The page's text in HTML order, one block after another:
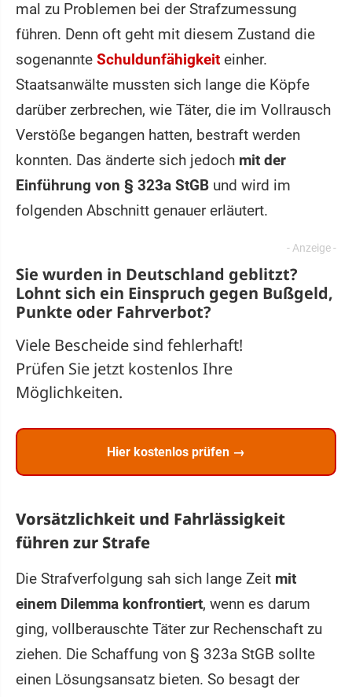
mal zu Problemen bei der Strafzumessung
führen. Denn oft geht mit diesem Zustand die
sogenannte Schuldunfähigkeit einher.
Staatsanwälte mussten sich lange die Köpfe
darüber zerbrechen, wie Täter, die im Vollrausch
Verstöße begangen hatten, bestraft werden
konnten. Das änderte sich jedoch mit der
Einführung von § 323a StGB und wird im
folgenden Abschnitt genauer erläutert.
Sie wurden in Deutschland geblitzt?
Lohnt sich ein Einspruch gegen Bußgeld,
Punkte oder Fahrverbot?
Viele Bescheide sind fehlerhaft!
Prüfen Sie jetzt kostenlos Ihre
Möglichkeiten.
Hier kostenlos prüfen →
Vorsätzlichkeit und Fahrlässigkeit
führen zur Strafe
Die Strafverfolgung sah sich lange Zeit mit
einem Dilemma konfrontiert, wenn es darum
ging, vollberauschte Täter zur Rechenschaft zu
ziehen. Die Schaffung von § 323a StGB sollte
einen Lösungsansatz bieten. So besagt der